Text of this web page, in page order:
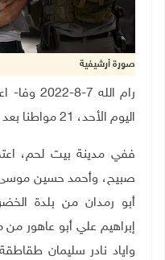
صورة أرشيفية
رام الله
اليوم الأحد، 21 مواطنا بعد مداهمتها عدة مناطق بالضفة
ففي مدينة بيت لحم،
صبيح، وأحمد حسين
أبو رمدان من بلدة
إبراهيم علي أبو عاهور من
واياد نادر سليمان